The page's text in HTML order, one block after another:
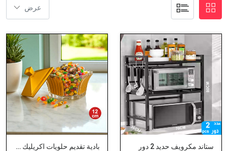
ستاند مكرويف حديد 2 دور بادية تقديم حلويات اكريليك بغطاء